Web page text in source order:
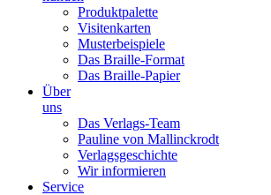
Produktpalette
Visitenkarten
Musterbeispiele
Das Braille-Format
Das Braille-Papier
Über
uns
Das Verlags-Team
Pauline von Mallinckrodt
Verlagsgeschichte
Wir informieren
Service